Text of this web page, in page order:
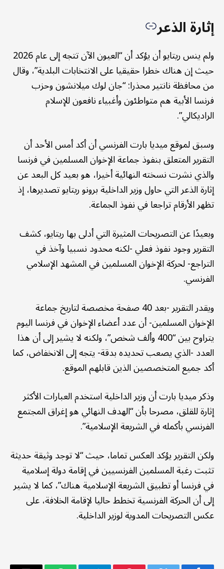
إثارة الذعر
ولم ينس ريتايو أن يؤكد أن “العيون الآن تتجه إلى عام 2026
حيث إن هناك خطرا حقيقيا على الانتخابات البلدية”، وقال
من محافظة نانتير محذرا: “جان لوك ميلانشون وحزب
فرنسا الأبية هم متواطئون وأغبياء نافعون للإسلام
الراديكالي”.
وسبق لموقع ميديا بارت الفرنسي أن أكد أمس الأحد أن
التقرير المتعلق بنفوذ جماعة الإخوان المسلمين في فرنسا
والذي نشرت نسخته النهائية أخيرا، هو بعيد كل البعد عن
إثارة الذعر التي حاول وزير الداخلية برونو ريتايو تصديرها، إذ
تظهر الأرقام تراجعا في نفوذ الجماعة.
وبعيدًا عن التصريحات المثيرة التي أدلى بها ريتايو، كشف
التقرير وجود نفوذ فعلي -لكنه محدود نسبيا وآخذ في
التراجع- لحركة الإخوان المسلمين في المشهد الإسلامي
الفرنسي.
ويقدر التقرير -بعد 40 صفحة مخصصة لتاريخ جماعة
الإخوان المسلمين- أن عدد أعضاء الإخوان في فرنسا اليوم
يتراوح بين “400 وألف شخص”، ولكنه لا يشير إلى أن هذا
العدد -الذي يصعب تحديده بدقة- يتجه إلى الانخفاض، كما
أكد جميع المتخصصين الذين قابلهم الموقع.
وذكر ميديا بارت أن وزير الداخلية استخدم العبارات الأكثر
إثارة للقلق، مصرحا بأن “الهدف النهائي هو إغراق المجتمع
الفرنسي بأكمله في الشريعة الإسلامية”.
ولكن التقرير يؤكد العكس تماما، حيث “لا توجد وثيقة حديثة
تثبت رغبة المسلمين الفرنسيين في إقامة دولة إسلامية
في فرنسا أو تطبيق الشريعة الإسلامية هناك”، كما لا يشير
إلى أن الحركة الفرنسية تخطط حاليا لإقامة الخلافة، على
عكس التصريحات المدوية لوزير الداخلية.